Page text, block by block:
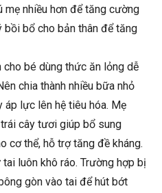
mẹ nhiều hơn để tăng cường
bồi bổ cho bản thân để tăng
bé dùng thức ăn lỏng dễ
chia thành nhiều bữa nhỏ
áp lực lên hệ tiêu hóa. Mẹ
cây tươi giúp bổ sung
cơ thể, hỗ trợ tăng đề kháng.
luôn khô ráo. Trường hợp bị
gòn vào tai để hút bớt